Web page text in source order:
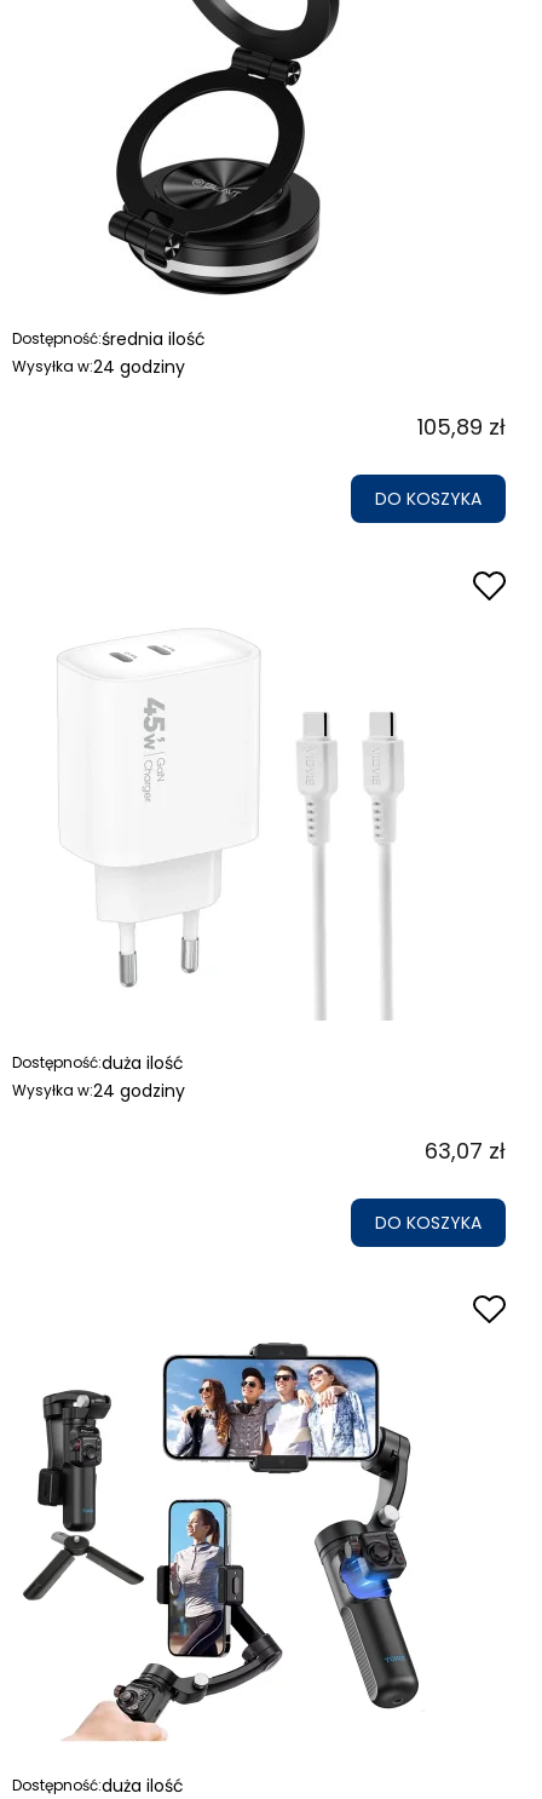
Dostępność:średnia ilość
Wysyłka w:24 godziny
105,89 zł
DO KOSZYKA
Dostępność:duża ilość
Wysyłka w:24 godziny
63,07 zł
DO KOSZYKA
Dostępność:duża ilość